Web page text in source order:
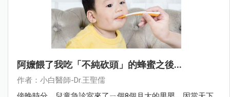
阿嬤餵了我吃「不純砍頭」的蜂蜜之後...
作者：小白醫師-Dr.王聖儒